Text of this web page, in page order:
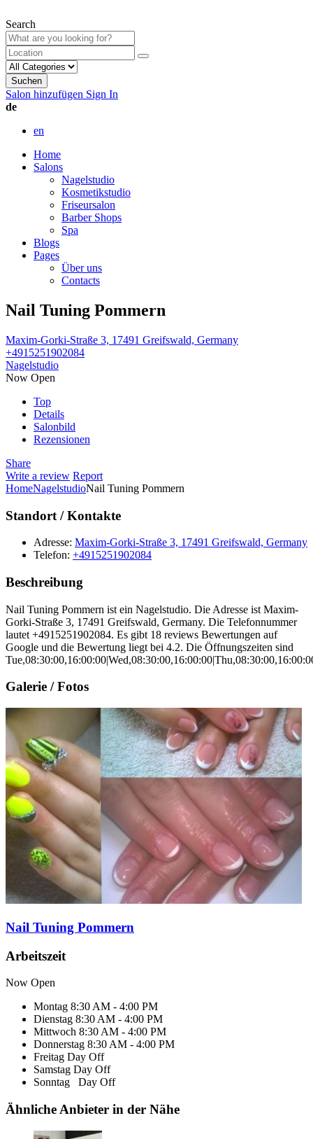
Search
Suchen
Salon hinzufügen Sign In
de
en
Home
Salons
Nagelstudio
Kosmetikstudio
Friseursalon
Barber Shops
Spa
Blogs
Pages
Über uns
Contacts
Nail Tuning Pommern
Maxim-Gorki-Straße 3, 17491 Greifswald, Germany
+4915251902084
Nagelstudio
Now Open
Top
Details
Salonbild
Rezensionen
Share
Write a review Report
HomeNagelstudioNail Tuning Pommern
Standort / Kontakte
Adresse: Maxim-Gorki-Straße 3, 17491 Greifswald, Germany
Telefon: +4915251902084
Beschreibung
Nail Tuning Pommern ist ein Nagelstudio. Die Adresse ist Maxim-
Gorki-Straße 3, 17491 Greifswald, Germany. Die Telefonnummer
lautet +4915251902084. Es gibt 18 reviews Bewertungen auf
Google und die Bewertung liegt bei 4.2. Die Öffnungszeiten sind
Galerie / Fotos
Nail Tuning Pommern
Arbeitszeit
Now Open
Montag 8:30 AM - 4:00 PM
Dienstag 8:30 AM - 4:00 PM
Mittwoch 8:30 AM - 4:00 PM
Donnerstag 8:30 AM - 4:00 PM
Freitag Day Off
Samstag Day Off
Sonntag Day Off
Ähnliche Anbieter in der Nähe